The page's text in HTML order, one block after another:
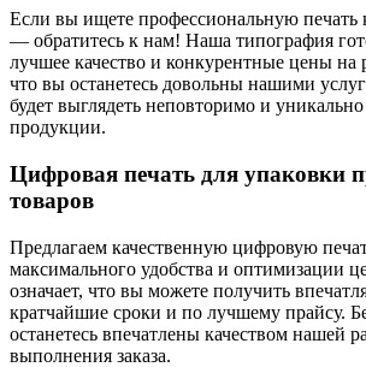
Если вы ищете профессиональную печать
— обратитесь к нам! Наша типография
лучшее качество и конкурентные цены на
что вы останетесь довольны нашими
будет выглядеть неповторимо и
продукции.
Цифровая печать для упаковки
товаров
Предлагаем качественную цифровую
максимального удобства и оптимизации
означает, что вы можете получить
кратчайшие сроки и по лучшему прайсу.
останетесь впечатлены качеством нашей
выполнения заказа.